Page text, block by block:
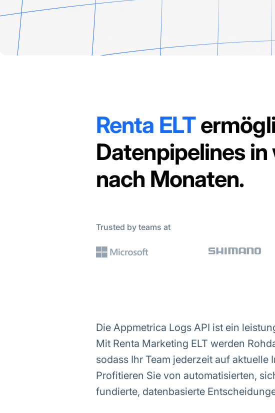
Renta ELT
Datenpipelines
nach Monaten.
Trusted by teams at
Die Appmetrica Logs API ist ein
Mit Renta Marketing ELT werden
sodass Ihr Team jederzeit auf
Profitieren Sie von automatisierten,
fundierte, datenbasierte